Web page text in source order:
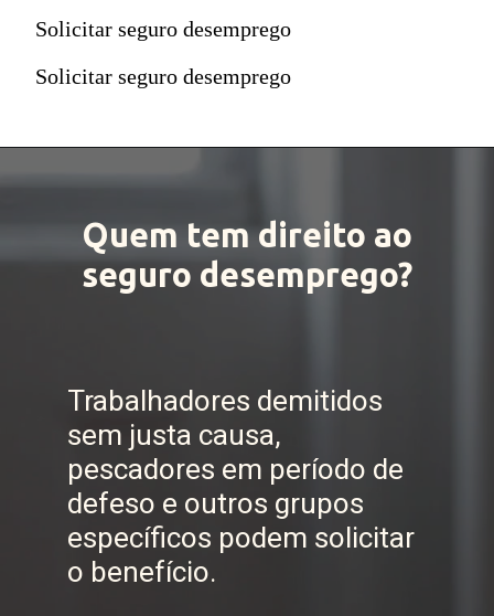
Solicitar seguro desemprego
Solicitar seguro desemprego
Quem tem direito ao
seguro desemprego?
Trabalhadores demitidos
sem justa causa,
pescadores em período de
defeso e outros grupos
específicos podem solicitar
o benefício.